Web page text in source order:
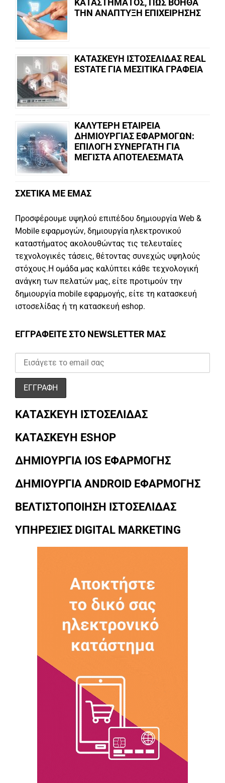
ΚΑΤΑΣΤΗΜΑΤΟΣ, ΠΩΣ ΒΟΗΘΑ
ΤΗΝ ΑΝΑΠΤΥΞΗ ΕΠΙΧΕΙΡΗΣΗΣ
ΚΑΤΑΣΚΕΥΗ ΙΣΤΟΣΕΛΙΔΑΣ REAL
ESTATE ΓΙΑ ΜΕΣΙΤΙΚΑ ΓΡΑΦΕΙΑ
ΚΑΛΥΤΕΡΗ ΕΤΑΙΡΕΙΑ
ΔΗΜΙΟΥΡΓΙΑΣ ΕΦΑΡΜΟΓΩΝ:
ΕΠΙΛΟΓΗ ΣΥΝΕΡΓΑΤΗ ΓΙΑ
ΜΕΓΙΣΤΑ ΑΠΟΤΕΛΕΣΜΑΤΑ
ΣΧΕΤΙΚΑ ΜΕ ΕΜΑΣ
Προσφέρουμε υψηλού επιπέδου δημιουργία Web &
Mobile εφαρμογών, δημιουργία ηλεκτρονικού
καταστήματος ακολουθώντας τις τελευταίες
τεχνολογικές τάσεις, θέτοντας συνεχώς υψηλούς
στόχους.Η ομάδα μας καλύπτει κάθε τεχνολογική
ανάγκη των πελατών μας, είτε προτιμούν την
δημιουργία mobile εφαρμογής, είτε τη κατασκευή
ιστοσελίδας ή τη κατασκευή eshop.
ΕΓΓΡΑΦΕΙΤΕ ΣΤΟ NEWSLETTER ΜΑΣ
ΚΑΤΑΣΚΕΥΗ ΙΣΤΟΣΕΛΙΔΑΣ
ΚΑΤΑΣΚΕΥΗ ESHOP
ΔΗΜΙΟΥΡΓΙΑ IOS ΕΦΑΡΜΟΓΗΣ
ΔΗΜΙΟΥΡΓΙΑ ANDROID ΕΦΑΡΜΟΓΗΣ
ΒΕΛΤΙΣΤΟΠΟΙΗΣΗ ΙΣΤΟΣΕΛΙΔΑΣ
ΥΠΗΡΕΣΙΕΣ DIGITAL MARKETING